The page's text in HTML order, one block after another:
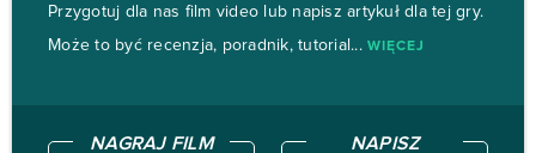
Przygotuj dla nas film video lub napisz artykuł dla tej gry.
Może to być recenzja, poradnik, tutorial... WIĘCEJ
NAGRAJ FILM
NAPISZ